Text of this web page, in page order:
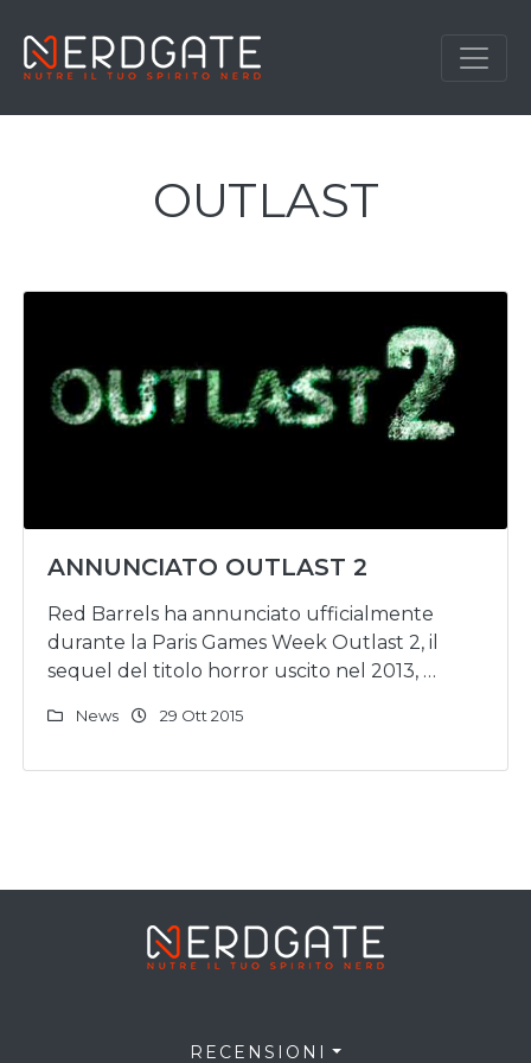
OUTLAST
ANNUNCIATO OUTLAST 2
Red Barrels ha annunciato ufficialmente
durante la Paris Games Week Outlast 2, il
sequel del titolo horror uscito nel 2013, …
News 29 Ott 2015
RECENSIONI